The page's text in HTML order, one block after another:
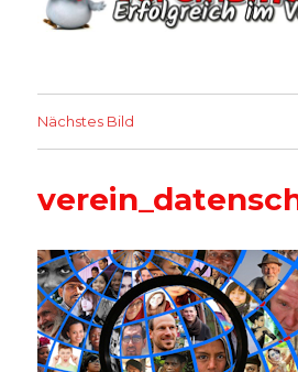
Nächstes Bild